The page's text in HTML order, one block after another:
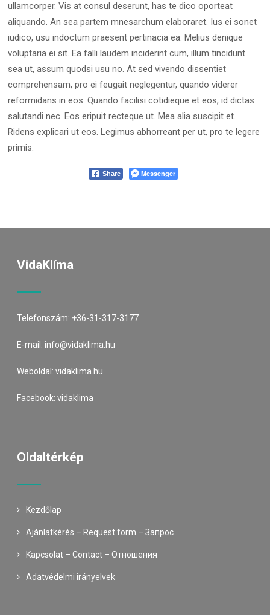
ullamcorper. Vis at consul deserunt, has te dico oporteat
aliquando. An sea partem mnesarchum elaboraret. Ius ei sonet
iudico, usu indoctum praesent pertinacia ea. Melius denique
voluptaria ei sit. Ea falli laudem inciderint cum, illum tincidunt
sea ut, assum quodsi usu no. At sed vivendo dissentiet
comprehensam, pro ei feugait neglegentur, quando viderer
reformidans in eos. Quando facilisi cotidieque et eos, id dictas
salutandi nec. Eos eripuit recteque ut. Mea alia suscipit et.
Ridens explicari ut eos. Legimus abhorreant per ut, pro te legere
primis.
Share Messenger
VidaKlíma
Telefonszám: +36-31-317-3177
E-mail:info@vidaklima.hu
Weboldal:vidaklima.hu
Facebook:vidaklima
Oldaltérkép
Kezdőlap
Ajánlatkérés – Request form – Запрос
Kapcsolat – Contact – Oтношения
Adatvédelmi irányelvek